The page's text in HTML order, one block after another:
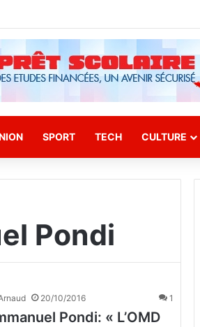
SPORT TECH CULTURE
Pondi
20/10/2016 1
Pondi: « L’OMD